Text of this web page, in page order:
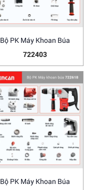
Bộ PK Máy Khoan Búa
722403
Bộ PK Máy Khoan Búa